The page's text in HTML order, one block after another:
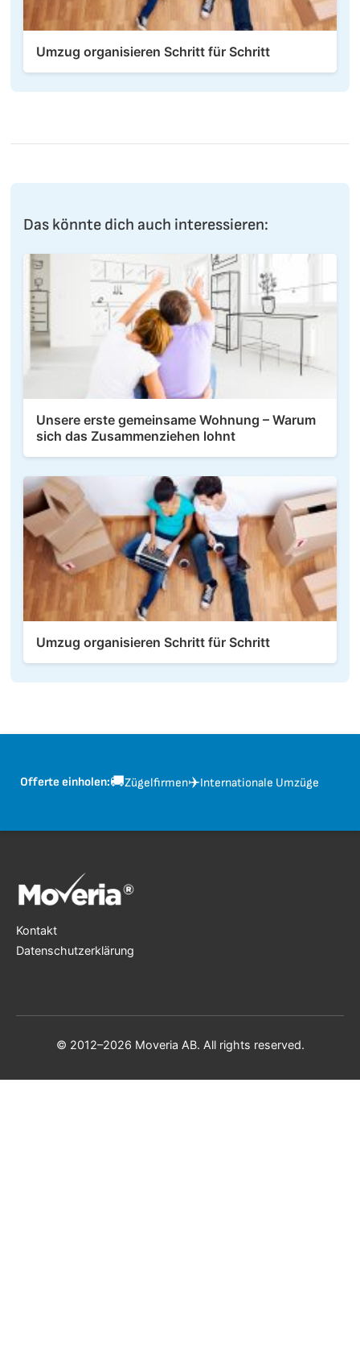
Umzug organisieren Schritt für Schritt
Das könnte dich auch interessieren:
Unsere erste gemeinsame Wohnung – Warum
sich das Zusammenziehen lohnt
Umzug organisieren Schritt für Schritt
Offerte einholen:🚚Zügelfirmen✈️Internationale Umzüge
Kontakt
Datenschutzerklärung
© 2012–2026 Moveria AB. All rights reserved.